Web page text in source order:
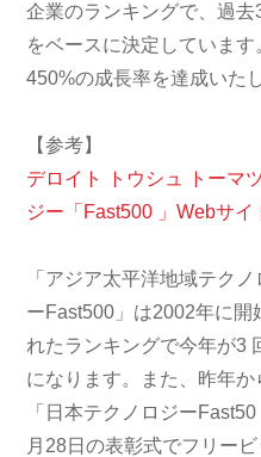
企業のランキングで、過去
をベースに決定していま
450%の成長率を達成いた
【参考】
デロイト トウシュ トーマ
ジー「Fast500 」Webサイ
「アジア太平洋地域テクノ
ーFast500」は2002年に開
れたランキングで今年が3
になります。また、昨年
「日本テクノロジー
月28日の表彰式でフリー